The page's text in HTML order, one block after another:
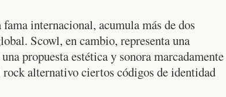
internacional, acumula más de dos
Scowl, en cambio, representa una
propuesta estética y sonora marcadamente
alternativo ciertos códigos de identidad